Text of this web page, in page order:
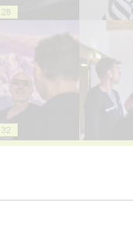
28
32